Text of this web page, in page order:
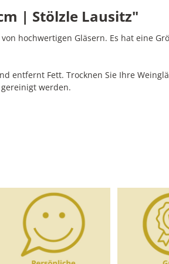
| Stölzle Lausitz"
hochwertigen Gläsern. Es hat eine
entfernt Fett. Trocknen Sie Ihre
werden.